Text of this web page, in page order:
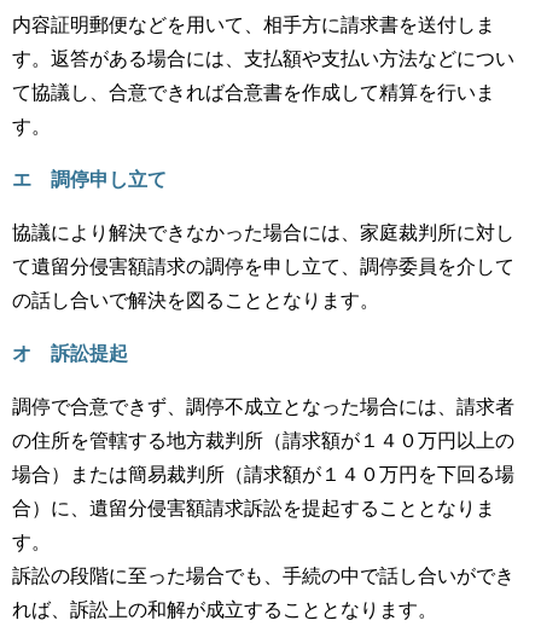
内容証明郵便などを用いて、相手方に請求書を送付しま
す。返答がある場合には、支払額や支払い方法などについ
て協議し、合意できれば合意書を作成して精算を行いま
す。
エ 調停申し立て
協議により解決できなかった場合には、家庭裁判所に対し
て遺留分侵害額請求の調停を申し立て、調停委員を介して
の話し合いで解決を図ることとなります。
オ 訴訟提起
調停で合意できず、調停不成立となった場合には、請求者
の住所を管轄する地方裁判所（請求額が１４０万円以上の
場合）または簡易裁判所（請求額が１４０万円を下回る場
合）に、遺留分侵害額請求訴訟を提起することとなりま
す。
訴訟の段階に至った場合でも、手続の中で話し合いができ
れば、訴訟上の和解が成立することとなります。